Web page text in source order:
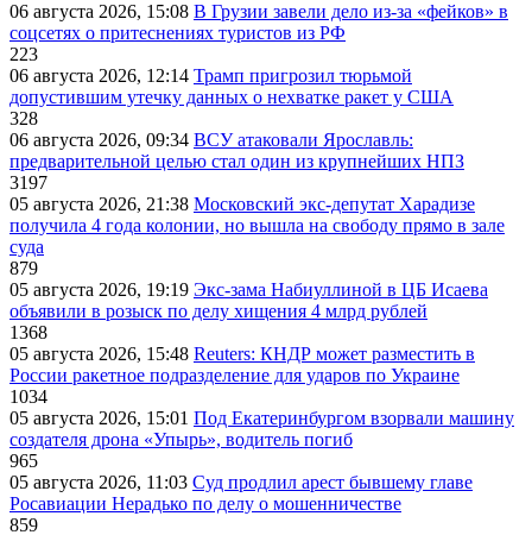
06 августа 2026, 15:08 В Грузии завели дело из-за «фейков» в
соцсетях о притеснениях туристов из РФ
223
06 августа 2026, 12:14 Трамп пригрозил тюрьмой
допустившим утечку данных о нехватке ракет у США
328
06 августа 2026, 09:34 ВСУ атаковали Ярославль:
предварительной целью стал один из крупнейших НПЗ
3197
05 августа 2026, 21:38 Московский экс-депутат Харадизе
получила 4 года колонии, но вышла на свободу прямо в зале
суда
879
05 августа 2026, 19:19 Экс-зама Набиуллиной в ЦБ Исаева
объявили в розыск по делу хищения 4 млрд рублей
1368
05 августа 2026, 15:48 Reuters: КНДР может разместить в
России ракетное подразделение для ударов по Украине
1034
05 августа 2026, 15:01 Под Екатеринбургом взорвали машину
создателя дрона «Упырь», водитель погиб
965
05 августа 2026, 11:03 Суд продлил арест бывшему главе
Росавиации Нерадько по делу о мошенничестве
859